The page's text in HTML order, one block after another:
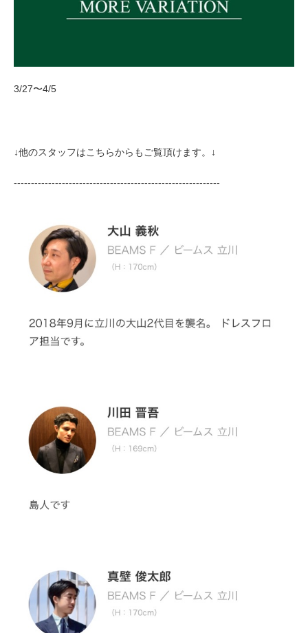
3/27〜4/5
↓他のスタッフはこちらからもご覧頂けます。↓
------------------------------------------------------------